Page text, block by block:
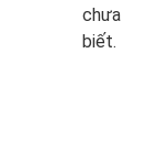
chưa
biết.